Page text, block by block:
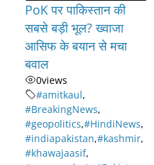
PoK पर पाकिस्तान की
सबसे बड़ी भूल? ख्वाजा
आसिफ के बयान से मचा
बवाल
0views
#amitkaul,
#BreakingNews,
#geopolitics,#HindiNews,
#indiapakistan,#kashmir,
#khawajaasif,